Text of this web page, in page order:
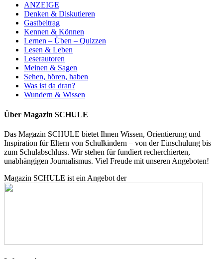
ANZEIGE
Denken & Diskutieren
Gastbeitrag
Kennen & Können
Lernen – Üben – Quizzen
Lesen & Leben
Leserautoren
Meinen & Sagen
Sehen, hören, haben
Was ist da dran?
Wundern & Wissen
Über Magazin SCHULE
Das Magazin SCHULE bietet Ihnen Wissen, Orientierung und
Inspiration für Eltern von Schulkindern – von der Einschulung bis
zum Schulabschluss. Wir stehen für fundiert recherchierten,
unabhängigen Journalismus. Viel Freude mit unseren Angeboten!
Magazin SCHULE ist ein Angebot der